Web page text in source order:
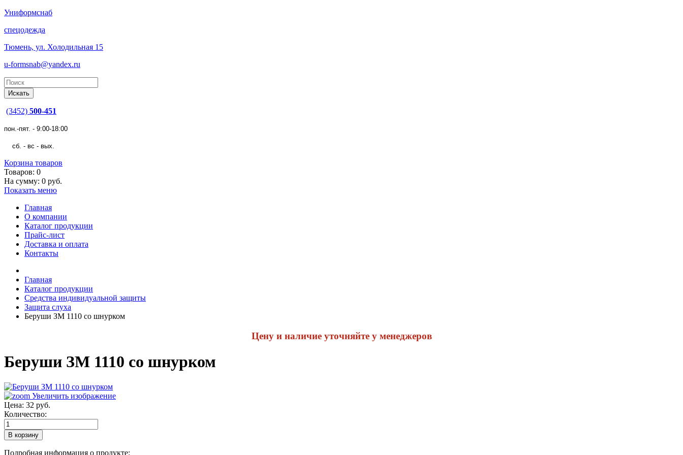
Униформснаб
спецодежда
Тюмень, ул. Холодильная 15
u-formsnab@yandex.ru
(3452) 500-451
пон.-пят. - 9:00-18:00
сб. - вс - вых.
Корзина товаров
Товаров: 0
На сумму: 0 руб.
Показать меню
Главная
О компании
Каталог продукции
Прайс-лист
Доставка и оплата
Контакты
Главная
Каталог продукции
Средства индивидуальной защиты
Защита слуха
Беруши ЗМ 1110 со шнурком
Цену и наличие уточняйте у менеджеров
Беруши ЗМ 1110 со шнурком
Увеличить изображение
Цена: 32 руб.
Количество:
Подробная информация о продукте: